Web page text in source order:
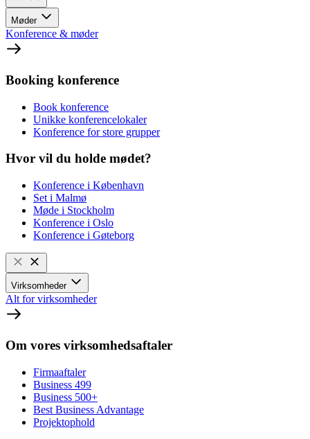
Møder
Konference & møder
Booking konference
Book konference
Unikke konferencelokaler
Konference for store grupper
Hvor vil du holde mødet?
Konference i København
Set i Malmø
Møde i Stockholm
Konference i Oslo
Konference i Gøteborg
Virksomheder
Alt for virksomheder
Om vores virksomhedsaftaler
Firmaaftaler
Business 499
Business 500+
Best Business Advantage
Projektophold